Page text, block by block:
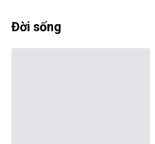
Đời sống